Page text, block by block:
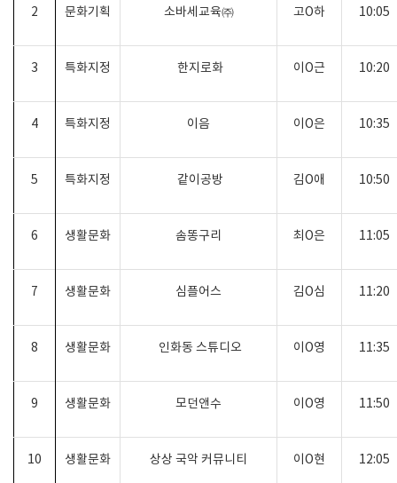
2 문화기획 소바세교육㈜ 고O하 10:05
3 특화지정 한지로화 이 O근 10:20
4 특화지정 이음 이 O은 10:35
5 특화지정 같이공방 김O애 10:50
6 생활문화 솜똥구리 최 O은 11:05
7 생활문화 심플어스 김O심 11:20
8 생활문화 인화동 스튜디오 이 O영 11:35
9 생활문화 모던앤수 이 O영 11:50
10 생활문화 상상 국악 커뮤니티 이 O현 12:05